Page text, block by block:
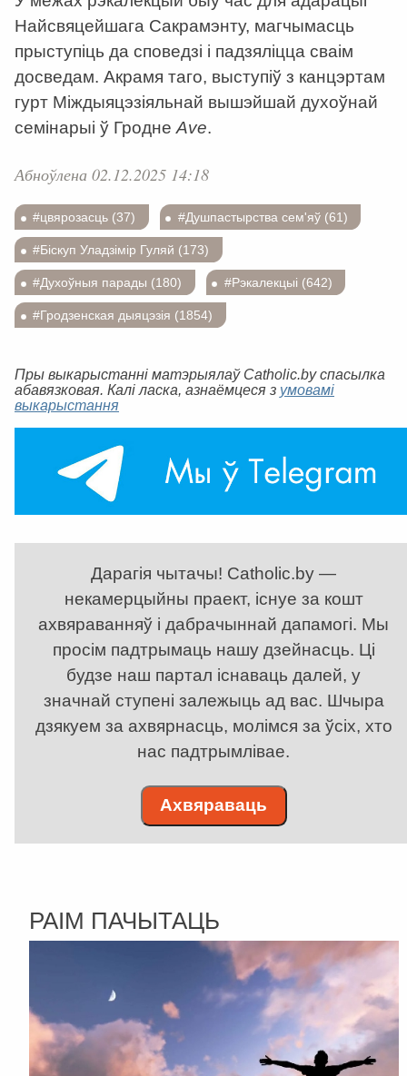
Найсвяцейшага Сакрамэнту, магчымасць
прыступіць да споведзі і падзяліцца сваім
досведам. Акрамя таго, выступіў з канцэртам
гурт Міждыяцэзіяльнай вышэйшай духоўнай
семінарыі ў Гродне Ave.
Абноўлена 02.12.2025 14:18
#цвярозасць (37) #Душпастырства сем'яў (61)
#Біскуп Уладзімір Гуляй (173)
#Духоўныя парады (180) #Рэкалекцыі (642)
#Гродзенская дыяцэзія (1854)
Пры выкарыстанні матэрыялаў Catholic.by спасылка
абавязковая. Калі ласка, азнаёмцеся з умовамі
выкарыстання
Дарагія чытачы! Catholic.by —
некамерцыйны праект, існуе за кошт
ахвяраванняў і дабрачыннай дапамогі. Мы
просім падтрымаць нашу дзейнасць. Ці
будзе наш партал існаваць далей, у
значнай ступені залежыць ад вас. Шчыра
дзякуем за ахвярнасць, молімся за ўсіх, хто
нас падтрымлівае.
Ахвяраваць
РАІМ ПАЧЫТАЦЬ